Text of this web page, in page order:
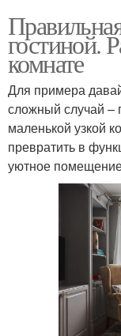
гостиной.
комнате
Для примера
сложный случай –
маленькой узкой
превратить в
уютное